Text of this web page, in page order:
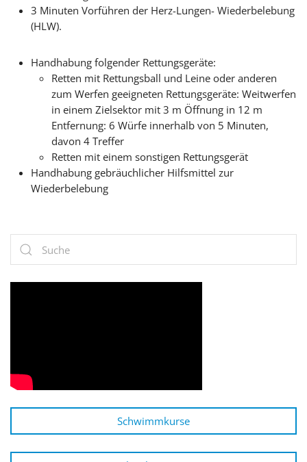
3 Minuten Vorführen der Herz-Lungen- Wiederbelebung
(HLW).
Handhabung folgender Rettungsgeräte:
Retten mit Rettungsball und Leine oder anderen
zum Werfen geeigneten Rettungsgeräte: Weitwerfen
in einem Zielsektor mit 3 m Öffnung in 12 m
Entfernung: 6 Würfe innerhalb von 5 Minuten,
davon 4 Treffer
Retten mit einem sonstigen Rettungsgerät
Handhabung gebräuchlicher Hilfsmittel zur
Wiederbelebung
Schwimmkurse